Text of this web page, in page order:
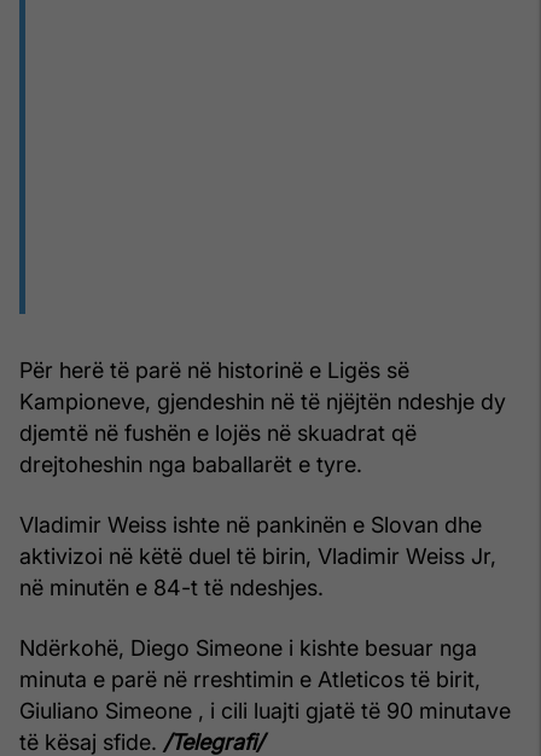
Për herë të parë në historinë e Ligës së
Kampioneve, gjendeshin në të njëjtën ndeshje dy
djemtë në fushën e lojës në skuadrat që
drejtoheshin nga baballarët e tyre.
Vladimir Weiss ishte në pankinën e Slovan dhe
aktivizoi në këtë duel të birin, Vladimir Weiss Jr,
në minutën e 84-t të ndeshjes.
Ndërkohë, Diego Simeone i kishte besuar nga
minuta e parë në rreshtimin e Atleticos të birit,
Giuliano Simeone , i cili luajti gjatë të 90 minutave
të kësaj sfide. /Telegrafi/